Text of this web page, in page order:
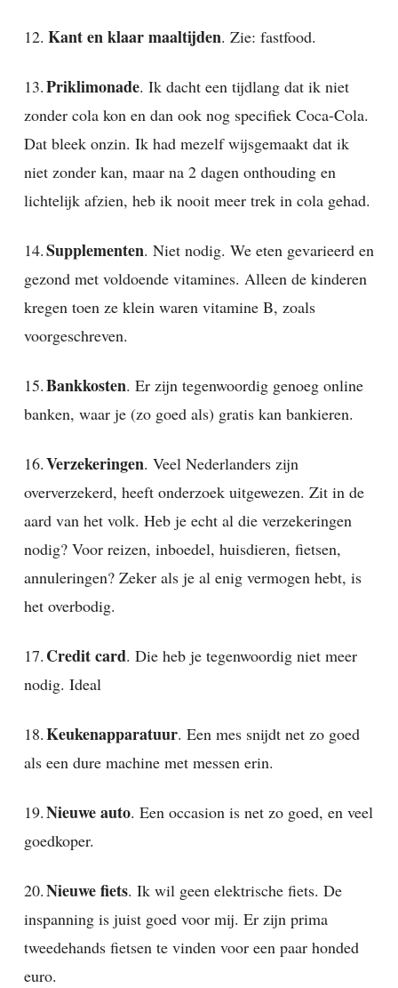
12. Kant en klaar maaltijden. Zie: fastfood.
13.Priklimonade. Ik dacht een tijdlang dat ik niet
zonder cola kon en dan ook nog specifiek Coca-Cola.
Dat bleek onzin. Ik had mezelf wijsgemaakt dat ik
niet zonder kan, maar na 2 dagen onthouding en
lichtelijk afzien, heb ik nooit meer trek in cola gehad.
14.Supplementen. Niet nodig. We eten gevarieerd en
gezond met voldoende vitamines. Alleen de kinderen
kregen toen ze klein waren vitamine B, zoals
voorgeschreven.
15.Bankkosten. Er zijn tegenwoordig genoeg online
banken, waar je (zo goed als) gratis kan bankieren.
16.Verzekeringen. Veel Nederlanders zijn
oververzekerd, heeft onderzoek uitgewezen. Zit in de
aard van het volk. Heb je echt al die verzekeringen
nodig? Voor reizen, inboedel, huisdieren, fietsen,
annuleringen? Zeker als je al enig vermogen hebt, is
het overbodig.
17. Credit card. Die heb je tegenwoordig niet meer
nodig. Ideal
18.Keukenapparatuur. Een mes snijdt net zo goed
als een dure machine met messen erin.
19.Nieuwe auto. Een occasion is net zo goed, en veel
goedkoper.
20.Nieuwe fiets. Ik wil geen elektrische fiets. De
inspanning is juist goed voor mij. Er zijn prima
tweedehands fietsen te vinden voor een paar honded
euro.